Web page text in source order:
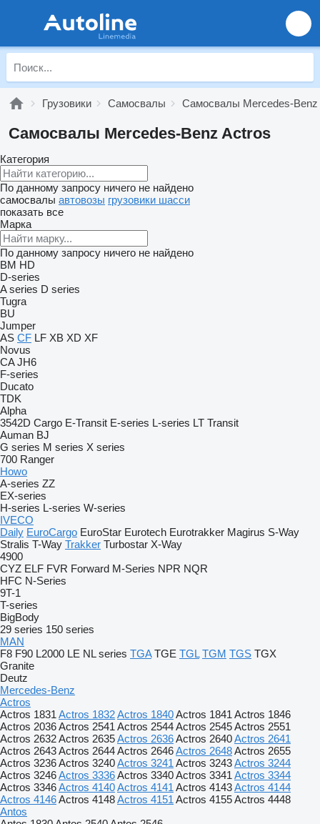
Грузовики Самосвалы Самосвалы Mercedes-Benz
Самосвалы Mercedes-Benz Actros
Категория
По данному запросу ничего не найдено
самосвалы автовозы грузовики шасси
показать все
Марка
По данному запросу ничего не найдено
BM HD
D-series
A series D series
Tugra
BU
Jumper
AS CF LF XB XD XF
Novus
CA JH6
F-series
Ducato
TDK
Alpha
3542D Cargo E-Transit E-series L-series LT Transit
Auman BJ
G series M series X series
700 Ranger
Howo
A-series ZZ
EX-series
H-series L-series W-series
IVECO
Daily EuroCargo EuroStar Eurotech Eurotrakker Magirus S-Way
Stralis T-Way Trakker Turbostar X-Way
4900
CYZ ELF FVR Forward M-Series NPR NQR
HFC N-Series
9T-1
T-series
BigBody
29 series 150 series
MAN
F8 F90 L2000 LE NL series TGA TGE TGL TGM TGS TGX
Granite
Deutz
Mercedes-Benz
Actros
Actros 1831 Actros 1832Actros 1840Actros 1841 Actros 1846
Actros 2036Actros 2541 Actros 2544Actros 2545Actros 2551
Actros 2632Actros 2635Actros 2636Actros 2640Actros 2641
Actros 2643Actros 2644Actros 2646Actros 2648Actros 2655
Actros 3236Actros 3240Actros 3241 Actros 3243Actros 3244
Actros 3246Actros 3336Actros 3340Actros 3341 Actros 3344
Actros 3346Actros 4140Actros 4141 Actros 4143Actros 4144
Actros 4146Actros 4148Actros 4151 Actros 4155Actros 4448
Antos